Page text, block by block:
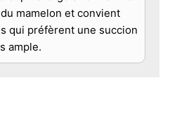
mamelon et convient
qui préfèrent une succion
ample.